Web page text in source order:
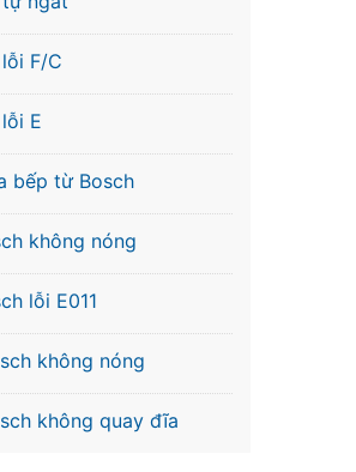
F/C
E
bếp từ Bosch
không nóng
lỗi E011
không nóng
không quay đĩa